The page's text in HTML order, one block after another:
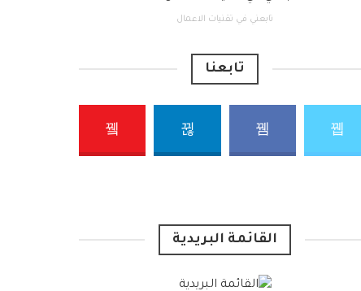
تابعني في تقنيات الاعمال
تابعنا
القائمة البريدية